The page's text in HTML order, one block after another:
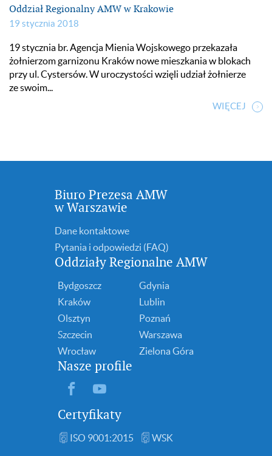
Oddział Regionalny AMW w Krakowie
19 stycznia 2018
19 stycznia br. Agencja Mienia Wojskowego przekazała
żołnierzom garnizonu Kraków nowe mieszkania w blokach
przy ul. Cystersów. W uroczystości wzięli udział żołnierze
ze swoim...
WIĘCEJ
Biuro Prezesa AMW
w Warszawie
Dane kontaktowe
Pytania i odpowiedzi (FAQ)
Oddziały Regionalne AMW
Bydgoszcz
Kraków
Olsztyn
Szczecin
Wrocław
Gdynia
Lublin
Poznań
Warszawa
Zielona Góra
Nasze profile
Certyfikaty
ISO 9001:2015 WSK